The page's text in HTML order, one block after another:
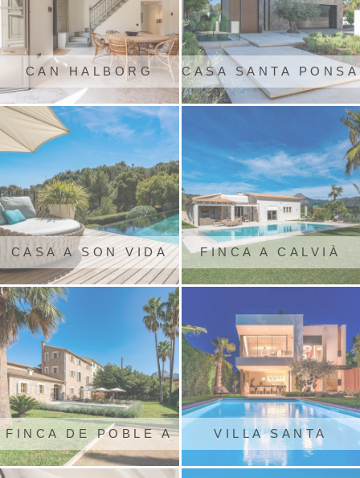
CAN HALBORG
SOLLER
CASA SANTA PONSA
MALLORCA
CASA A SON VIDA FINCA A CALVIÀ
FINCA DE POBLE A
SÓLLER
VILLA SANTA
PONSA